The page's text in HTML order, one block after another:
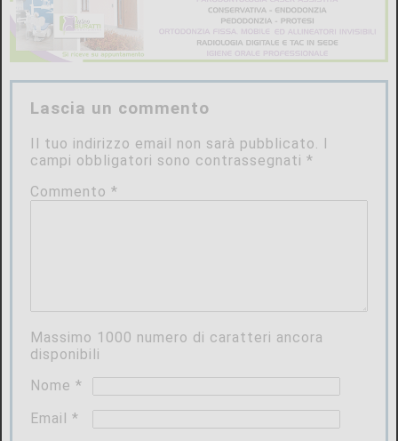
Lascia un commento
Il tuo indirizzo email non sarà pubblicato. I
campi obbligatori sono contrassegnati*
Commento*
Massimo 1000 numero di caratteri ancora
disponibili
Nome*
Email*